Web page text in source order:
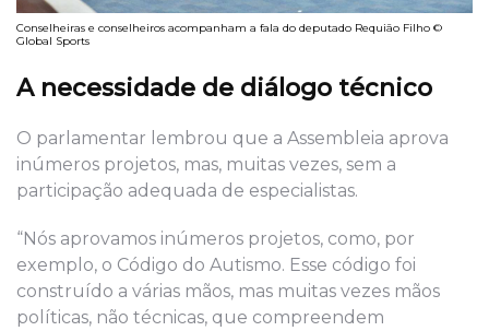
Conselheiras e conselheiros acompanham a fala do deputado Requião Filho ©
Global Sports
A necessidade de diálogo técnico
O parlamentar lembrou que a Assembleia aprova
inúmeros projetos, mas, muitas vezes, sem a
participação adequada de especialistas.
“Nós aprovamos inúmeros projetos, como, por
exemplo, o Código do Autismo. Esse código foi
construído a várias mãos, mas muitas vezes mãos
políticas, não técnicas, que compreendem